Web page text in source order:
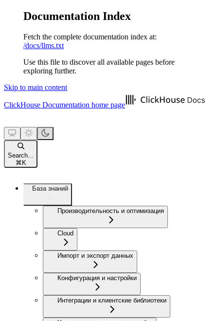
Documentation Index
Fetch the complete documentation index at:
/docs/llms.txt
Use this file to discover all available pages before
exploring further.
Skip to main content
ClickHouse Documentation home page
Search...
⌘ K
База знаний
Производительность и оптимизация
Cloud
Импорт и экспорт данных
Конфигурация и настройки
Интеграции и клиентские библиотеки